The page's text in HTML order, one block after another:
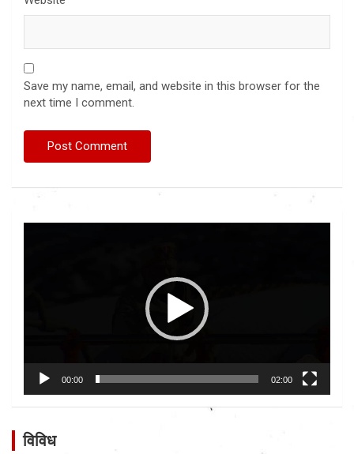
Save my name, email, and website in this browser for the
next time I comment.
00:00 02:00
विविध